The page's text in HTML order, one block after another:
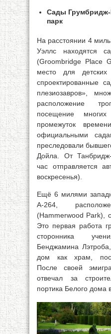
Сады
парк
На расстоянии 4
Уэллс находятся
(Groombridge Place
место для детских
спроектированные
плезиозавров»,
расположение
посещение
промежуток
официальными
преследовали
Дойла. От
час отправляется
воскресенья).
Ещё 6 милями
А-264,
(Hammerwood Park),
Это первая работа
сторонника
Бенджамина
дом как храм,
После своей
отвечал за
портика Белого дома